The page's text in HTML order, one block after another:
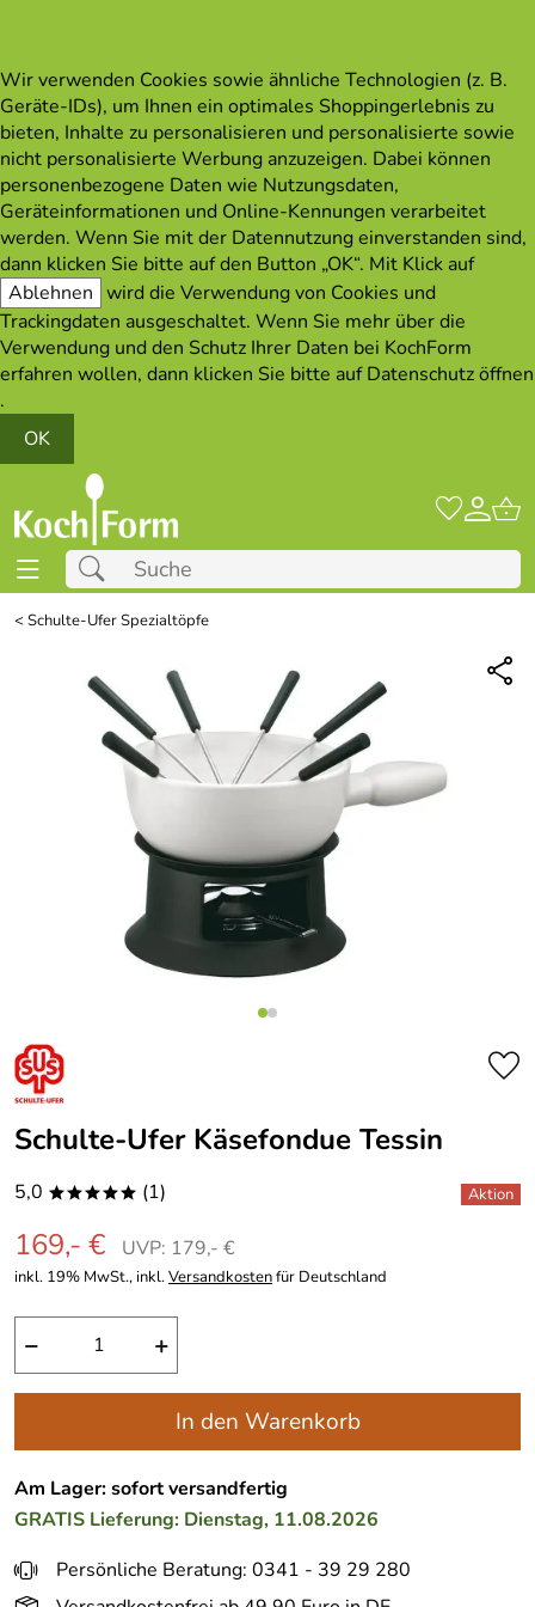
Wir verwenden Cookies sowie ähnliche Technologien (z. B.
Geräte-IDs), um Ihnen ein optimales Shoppingerlebnis zu
bieten, Inhalte zu personalisieren und personalisierte sowie
nicht personalisierte Werbung anzuzeigen. Dabei können
personenbezogene Daten wie Nutzungsdaten,
Geräteinformationen und Online-Kennungen verarbeitet
werden. Wenn Sie mit der Datennutzung einverstanden sind,
dann klicken Sie bitte auf den Button „OK“. Mit Klick auf
Ablehnen wird die Verwendung von Cookies und
Trackingdaten ausgeschaltet. Wenn Sie mehr über die
Verwendung und den Schutz Ihrer Daten bei KochForm
erfahren wollen, dann klicken Sie bitte aufDatenschutz öffnen
.
OK
<Schulte-Ufer Spezialtöpfe
Schulte-Ufer Käsefondue Tessin
5,0 ***** (1)
169,- € UVP: 179,- €
inkl. 19% MwSt., inkl.Versandkostenfür Deutschland
− +
In den Warenkorb
Am Lager: sofort versandfertig
GRATIS Lieferung: Dienstag, 11.08.2026
Persönliche Beratung: 0341 - 39 29 280